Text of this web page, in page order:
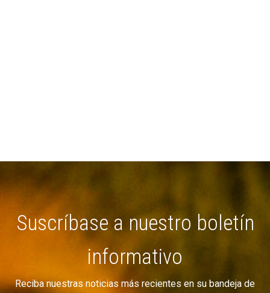
Suscríbase a nuestro boletín
informativo
Reciba nuestras noticias más recientes en su bandeja de